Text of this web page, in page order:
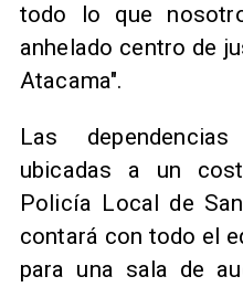
todo lo que
anhelado centro de
Atacama".
Las
ubicadas a un
Policía Local de
contará con todo el
para una sala de